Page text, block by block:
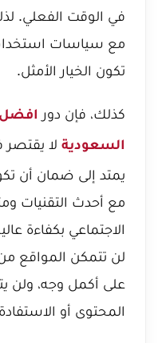
في الوقت الفعلي.
مع سياسات
تكون الخيار الأمثل.
كذلك، فإن دور
السعودية لا يقتصر
يمتد إلى ضمان أن
مع أحدث التقنيات
الاجتماعي بكفاءة
لن تتمكن المواقع
على أكمل وجه، ولن
المحتوى أو